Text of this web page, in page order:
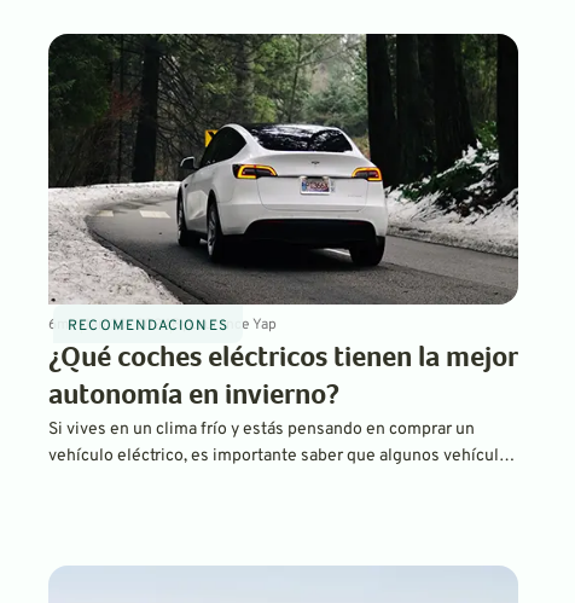
para quienes lo compran por primera vez.
RECOMENDACIONES
6 minJan 30, 2024ByLaurance Yap
¿Qué coches eléctricos tienen la mejor
autonomía en invierno?
Si vives en un clima frío y estás pensando en comprar un
vehículo eléctrico, es importante saber que algunos vehículos
autonomía real en comparación con las estimaciones de la